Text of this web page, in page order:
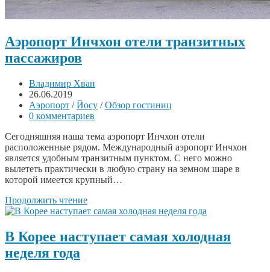
Аэропорт Инчхон отели транзитных
пассажиров
Владимир Хван
26.06.2019
Аэропорт /Йосу /Обзор гостиниц
0 комментариев
Сегодняшняя наша тема аэропорт Инчхон отели
расположенные рядом. Международный аэропорт Инчхон
является удобным транзитным пунктом. С него можно
вылететь практически в любую страну на земном шаре в
которой имеется крупный…
Продолжить чтение
В Корее наступает самая холодная
неделя года